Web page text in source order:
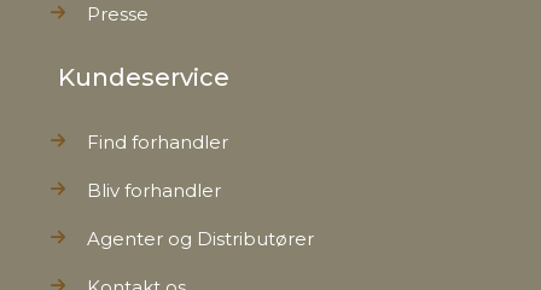
Presse
Kundeservice
Find forhandler
Bliv forhandler
Agenter og Distributører